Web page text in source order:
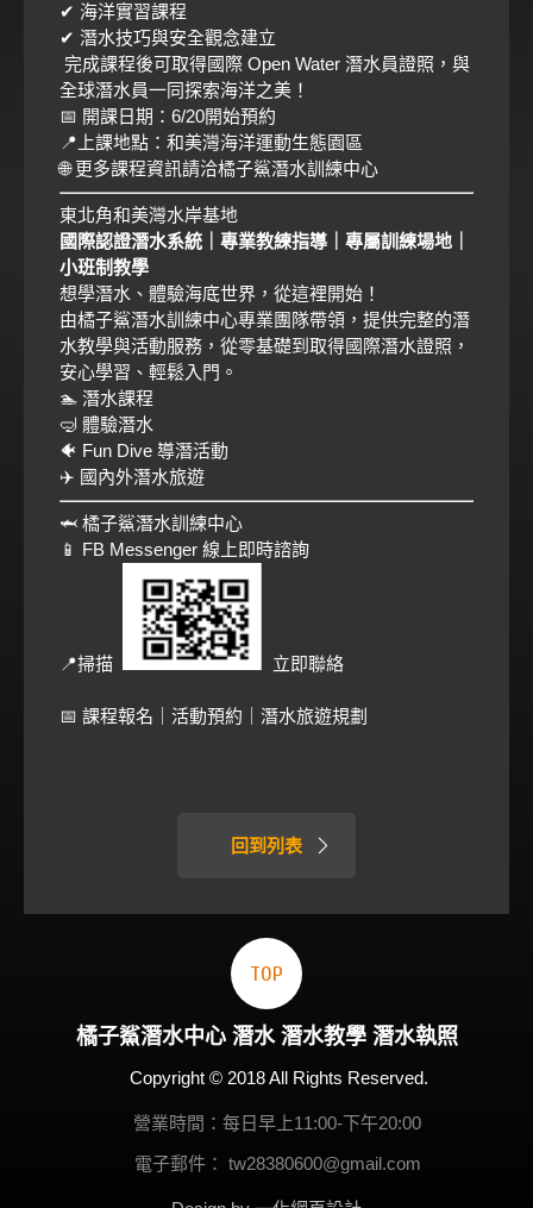
✔ 海洋實習課程
✔ 潛水技巧與安全觀念建立
完成課程後可取得國際 Open Water 潛水員證照，與
全球潛水員一同探索海洋之美！
📅 開課日期：6/20開始預約
📍上課地點：和美灣海洋運動生態園區
🌐 更多課程資訊請洽橘子鯊潛水訓練中心
東北角和美灣水岸基地
國際認證潛水系統｜專業教練指導｜專屬訓練場地｜
小班制教學
想學潛水、體驗海底世界，從這裡開始！
由橘子鯊潛水訓練中心專業團隊帶領，提供完整的潛
水教學與活動服務，從零基礎到取得國際潛水證照，
安心學習、輕鬆入門。
🏊 潛水課程
🤿 體驗潛水
🐠 Fun Dive 導潛活動
✈️ 國內外潛水旅遊
🦈 橘子鯊潛水訓練中心
📱 FB Messenger 線上即時諮詢
📍掃描 立即聯絡
📅 課程報名｜活動預約｜潛水旅遊規劃
回到列表
橘子鯊潛水中心 潛水 潛水教學 潛水執照
Copyright © 2018 All Rights Reserved.
營業時間：每日早上11:00-下午20:00
電子郵件： tw28380600@gmail.com
TOP